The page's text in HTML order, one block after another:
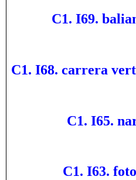
C1. I69.
C1. I68. carrera
C1. I65.
C1. I63.